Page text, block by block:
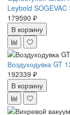
Leybold SOGEVAC
179590 ₽
В корзину
Воздуходувка GT
192339 ₽
В корзину